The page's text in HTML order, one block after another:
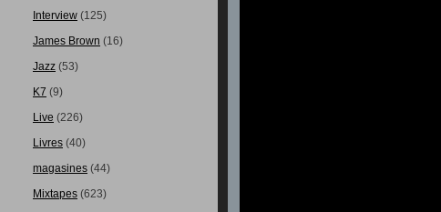
Interview (125)
James Brown (16)
Jazz (53)
K7 (9)
Live (226)
Livres (40)
magasines (44)
Mixtapes (623)